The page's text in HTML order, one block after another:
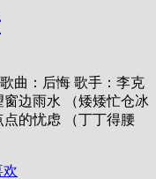
歌曲：后悔 歌手：李克
边雨水 （矮矮忙仓冰
的忧虑 （丁丁得腰
欢